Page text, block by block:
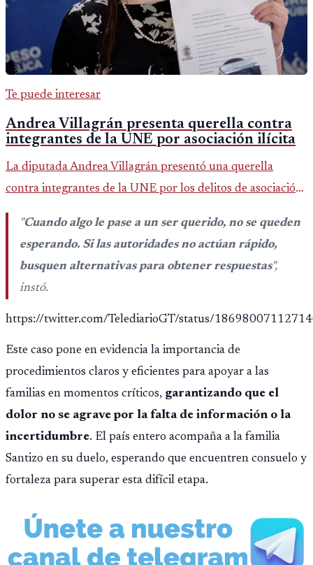
Te puede interesar
Andrea Villagrán presenta querella contra
integrantes de la UNE por asociación ilícita
La diputada Andrea Villagrán presentó una querella
contra integrantes de la UNE por los delitos de asociación
ilícita, terrorismo y sedición.
"Cuando algo le pase a un ser querido, no se queden
esperando. Si las autoridades no actúan rápido,
busquen alternativas para obtener respuestas",
instó.
https://twitter.com/TelediarioGT/status/
Este caso pone en evidencia la importancia de
procedimientos claros y eficientes para apoyar a las
familias en momentos críticos, garantizando que el
dolor no se agrave por la falta de información o la
incertidumbre. El país entero acompaña a la familia
Santizo en su duelo, esperando que encuentren consuelo y
fortaleza para superar esta difícil etapa.